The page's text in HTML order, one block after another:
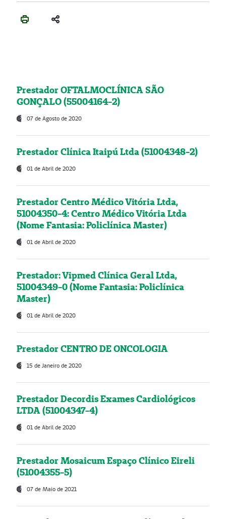
Prestador OFTALMOCLÍNICA SÃO
GONÇALO (55004164-2)
07 de Agosto de 2020
Prestador Clínica Itaipú Ltda (51004348-2)
01 de Abril de 2020
Prestador Centro Médico Vitória Ltda,
51004350-4: Centro Médico Vitória Ltda
(Nome Fantasia: Policlínica Master)
01 de Abril de 2020
Prestador: Vipmed Clínica Geral Ltda,
51004349-0 (Nome Fantasia: Policlínica
Master)
01 de Abril de 2020
Prestador CENTRO DE ONCOLOGIA
15 de Janeiro de 2020
Prestador Decordis Exames Cardiológicos
LTDA (51004347-4)
01 de Abril de 2020
Prestador Mosaicum Espaço Clínico Eireli
(51004355-5)
07 de Maio de 2021